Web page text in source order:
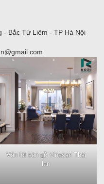
- Bắc Từ Liêm - TP Hà Nội
Ván lót sàn gỗ Vinasan Thái
lan